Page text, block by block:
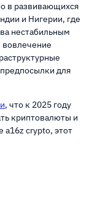
в развивающихся
и Нигерии, где
нестабильным
для
, что к 2025 году
криптовалюты и
a16z crypto, этот